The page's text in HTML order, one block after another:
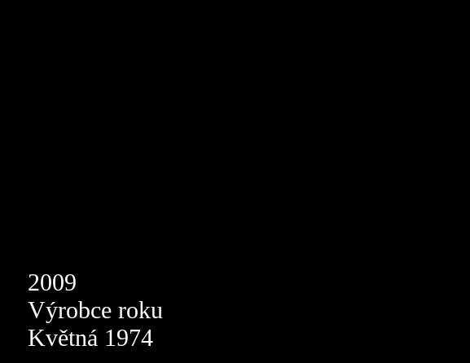
2009
Výrobce roku
Květná 1974